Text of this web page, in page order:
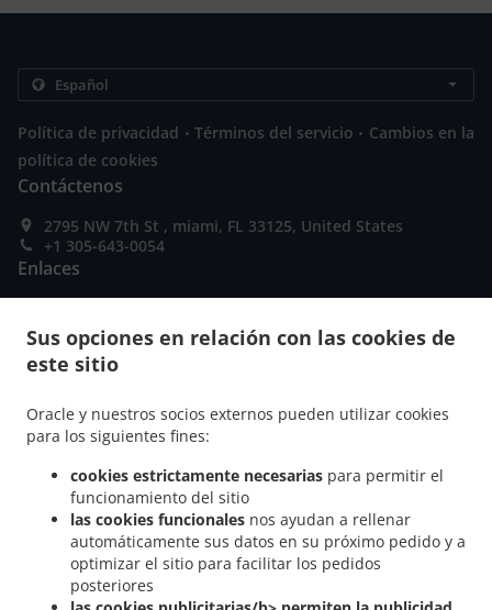
Sus opciones en relación con las cookies de
este sitio
Oracle y nuestros socios externos pueden utilizar cookies
para los siguientes fines:
cookies estrictamente necesarias para permitir el
funcionamiento del sitio
las cookies funcionales nos ayudan a rellenar
automáticamente sus datos en su próximo pedido y a
optimizar el sitio para facilitar los pedidos
posteriores
Política de privacidad . Términos del servicio . Cambios en la
política de cookies
Contáctenos
2795 NW 7th St , miami, FL 33125, United States
+1 305-643-0054
Enlaces
Pedido Anticipado